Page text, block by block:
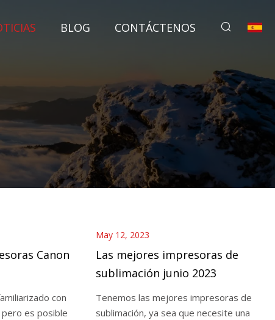
BLOG CONTÁCTENOS
Canon
con
es posible
May 12, 2023
Las mejores impresoras de
sublimación junio 2023
Tenemos las mejores impresoras de
sublimación, ya sea que necesite una